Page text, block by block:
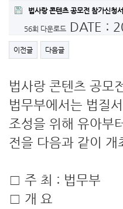
법사랑 콘텐츠 공모전 참가신청
56회 다운로드 DATE :
이전글 다음글
법사랑 콘텐츠 공모
법무부에서는 법질
조성을 위해 유아부
전을 다음과 같이
□ 주 최 : 법무부
□ 개 요